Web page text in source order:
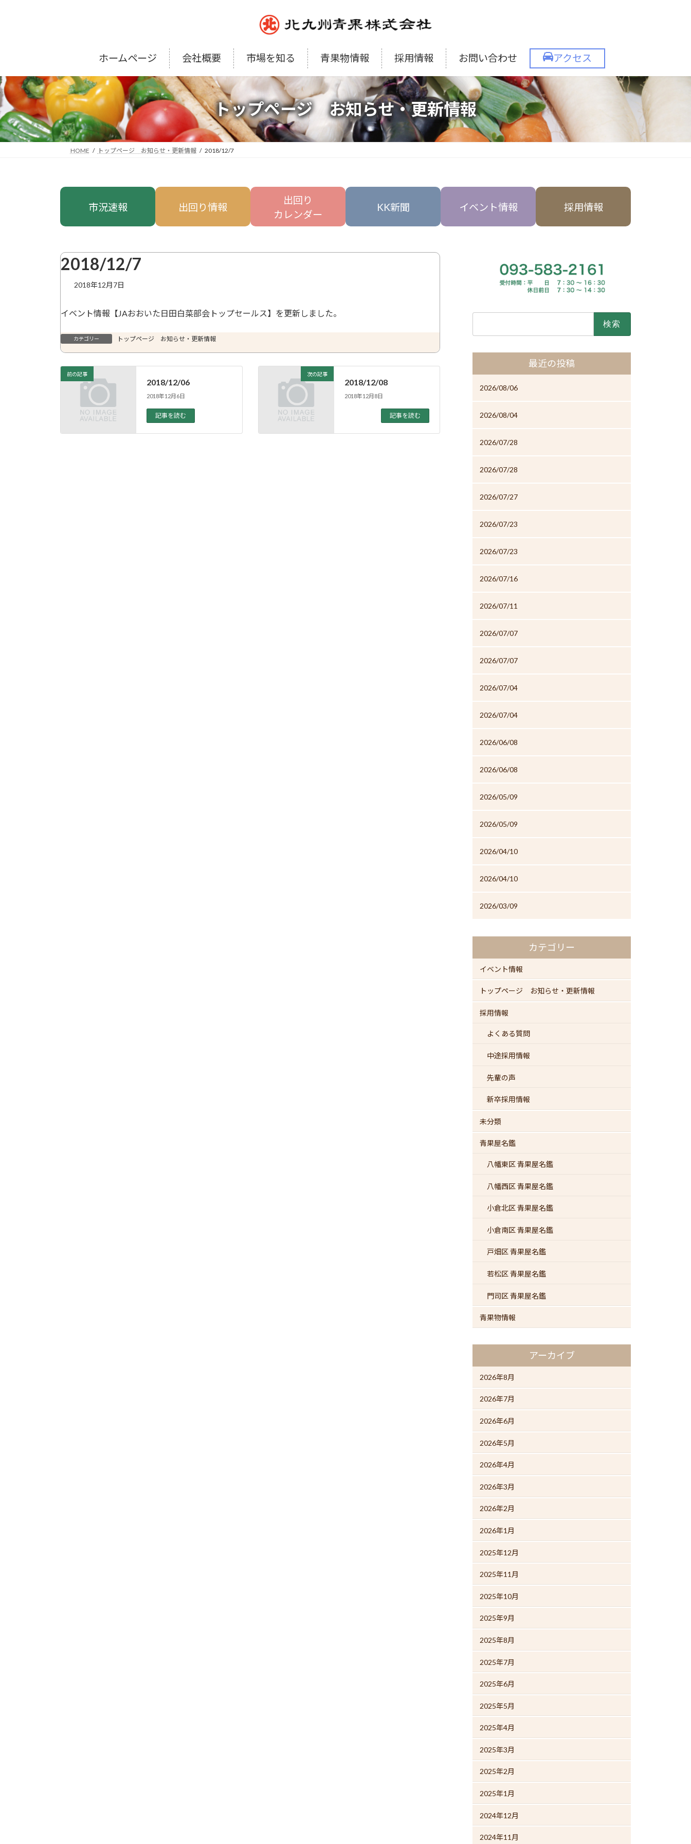
ス
キ
ッ
プ
ン
に
移
動
ホームページ 会社概要 市場を知る 青果物情報 採用情報 お問い合わせ アクセス
トップページ お知らせ・更新情報
HOME トップページ お知らせ・更新情報 2018/12/7
市況速報 出回り情報
出回り
カレンダー
KK新聞 イベント情報 採用情報
2018/12/7
2018年12月7日
イベント情報【JAおおいた日田白菜部会トップセールス】を更新しました。
カテゴリー トップページ お知らせ・更新情報
前の記事
2018/12/06
2018年12月6日
記事を読む
次の記事
2018/12/08
2018年12月8日
記事を読む
最近の投稿
2026/08/06
2026/08/04
2026/07/28
2026/07/28
2026/07/27
2026/07/23
2026/07/23
2026/07/16
2026/07/11
2026/07/07
2026/07/07
2026/07/04
2026/07/04
2026/06/08
2026/06/08
2026/05/09
2026/05/09
2026/04/10
2026/04/10
2026/03/09
カテゴリー
イベント情報
トップページ お知らせ・更新情報
採用情報
よくある質問
中途採用情報
先輩の声
新卒採用情報
未分類
青果屋名鑑
八幡東区 青果屋名鑑
八幡西区 青果屋名鑑
小倉北区 青果屋名鑑
小倉南区 青果屋名鑑
戸畑区 青果屋名鑑
若松区 青果屋名鑑
門司区 青果屋名鑑
青果物情報
アーカイブ
2026年8月
2026年7月
2026年6月
2026年5月
2026年4月
2026年3月
2026年2月
2026年1月
2025年12月
2025年11月
2025年10月
2025年9月
2025年8月
2025年7月
2025年6月
2025年5月
2025年4月
2025年3月
2025年2月
2025年1月
2024年12月
2024年11月